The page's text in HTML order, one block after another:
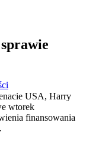
USA, Harry
wtorek
finansowania